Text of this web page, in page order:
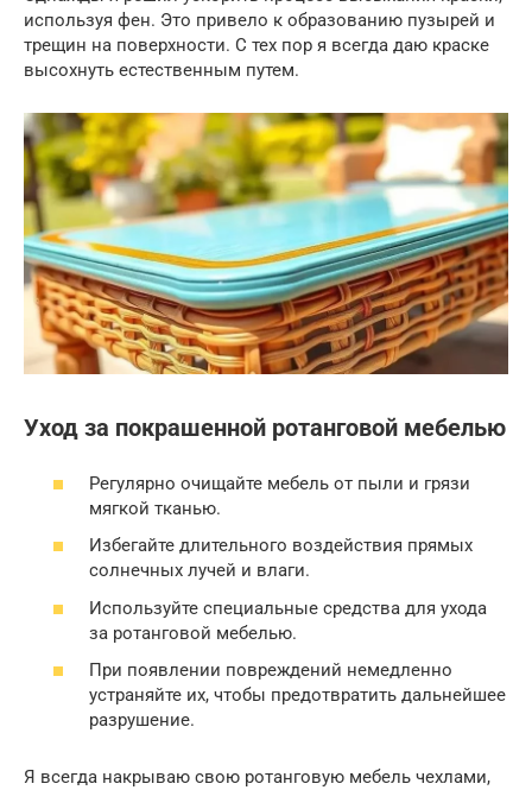
используя фен. Это привело к образованию пузырей и
трещин на поверхности. С тех пор я всегда даю краске
высохнуть естественным путем.
Уход за покрашенной ротанговой мебелью
Регулярно очищайте мебель от пыли и грязи
мягкой тканью.
Избегайте длительного воздействия прямых
солнечных лучей и влаги.
Используйте специальные средства для ухода
за ротанговой мебелью.
При появлении повреждений немедленно
устраняйте их, чтобы предотвратить дальнейшее
разрушение.
Я всегда накрываю свою ротанговую мебель чехлами,